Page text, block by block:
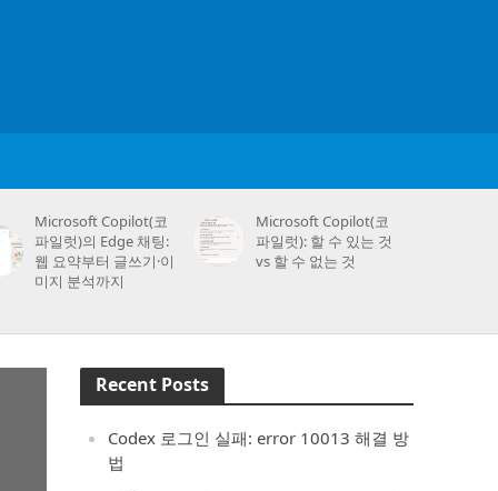
Microsoft Copilot(코
파일럿)의 Edge 채팅:
웹 요약부터 글쓰기·이
미지 분석까지
Microsoft Copilot(코
파일럿): 할 수 있는 것
vs 할 수 없는 것
Recent Posts
Codex 로그인 실패: error 10013 해결 방
법